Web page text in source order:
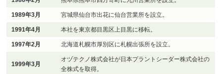
1989年3月 宮城県仙台市出花に仙台営業所を設立。
1991年4月 本社を東京都目黒区上目黒に移転。
1997年2月 北海道札幌市厚別区に札幌出張所を設立。
1999年3月
オヅテクノ株式会社が日本プラントシーダー株式会社の
全株式を取得。